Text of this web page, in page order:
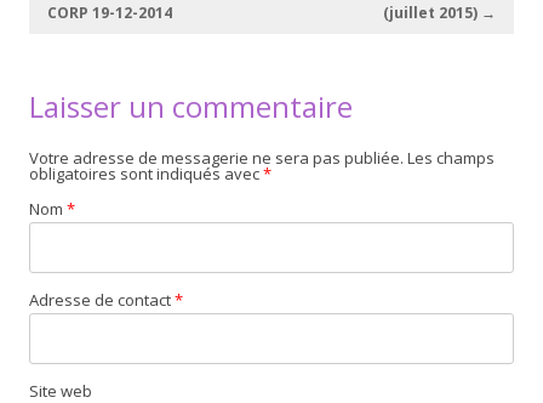
CORP 19-12-2014
(juillet 2015) →
Laisser un commentaire
Votre adresse de messagerie ne sera pas publiée. Les champs
obligatoires sont indiqués avec*
Nom *
Adresse de contact*
Site web